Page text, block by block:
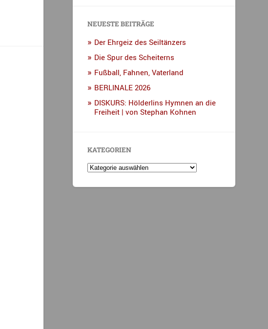
NEUESTE BEITRÄGE
Der Ehrgeiz des Seiltänzers
Die Spur des Scheiterns
Fußball, Fahnen, Vaterland
BERLINALE 2026
DISKURS: Hölderlins Hymnen an die
Freiheit | von Stephan Kohnen
KATEGORIEN